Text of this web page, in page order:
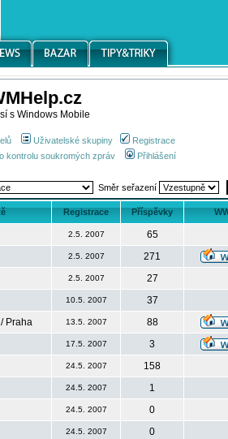
s Windows Mobile
Uživatelské skupiny
Registrace
kontrolu soukromých zpráv Přihlášení
Směr seřazení
Registrace Příspěvky
2.5. 2007
65
2.5. 2007
271
2.5. 2007
27
10.5. 2007
37
Praha 13.5. 2007
88
17.5. 2007
3
24.5. 2007
158
24.5. 2007
1
24.5. 2007
0
24.5. 2007
0